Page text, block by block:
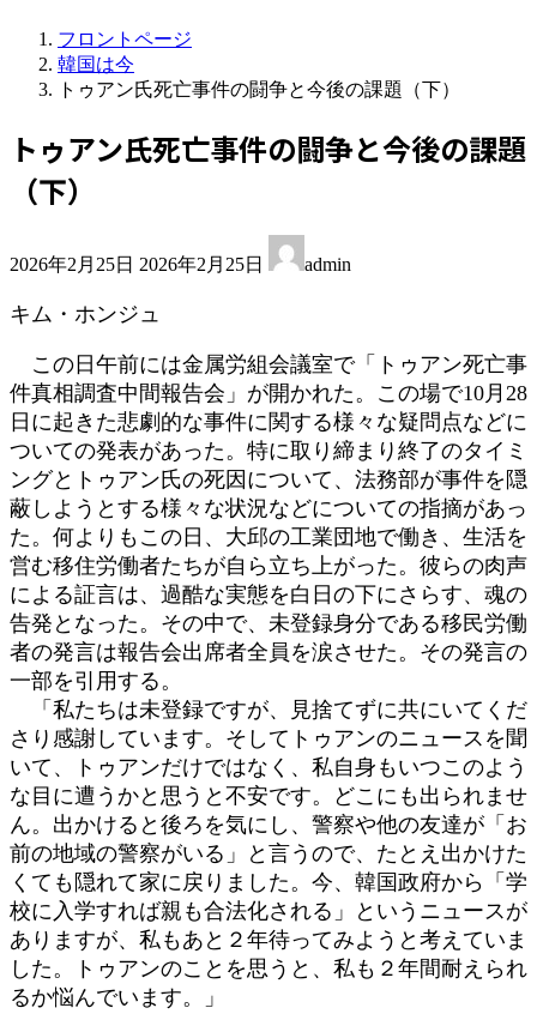
フロントページ
韓国は今
トゥアン氏死亡事件の闘争と今後の課題（下）
トゥアン氏死亡事件の闘争と今後の課題
（下）
2026年2月25日 終
新
時
:
2026年2月25日 admin
キム・ホンジュ
この日午前には金属労組会議室で「トゥアン死亡事
件真相調査中間報告会」が開かれた。この場で10月28
日に起きた悲劇的な事件に関する様々な疑問点などに
ついての発表があった。特に取り締まり終了のタイミ
ングとトゥアン氏の死因について、法務部が事件を隠
蔽しようとする様々な状況などについての指摘があっ
た。何よりもこの日、大邱の工業団地で働き、生活を
営む移住労働者たちが自ら立ち上がった。彼らの肉声
による証言は、過酷な実態を白日の下にさらす、魂の
告発となった。その中で、未登録身分である移民労働
者の発言は報告会出席者全員を涙させた。その発言の
一部を引用する。
「私たちは未登録ですが、見捨てずに共にいてくだ
さり感謝しています。そしてトゥアンのニュースを聞
いて、トゥアンだけではなく、私自身もいつこのよう
な目に遭うかと思うと不安です。どこにも出られませ
ん。出かけると後ろを気にし、警察や他の友達が「お
前の地域の警察がいる」と言うので、たとえ出かけた
くても隠れて家に戻りました。今、韓国政府から「学
校に入学すれば親も合法化される」というニュースが
ありますが、私もあと２年待ってみようと考えていま
した。トゥアンのことを思うと、私も２年間耐えられ
るか悩んでいます。」